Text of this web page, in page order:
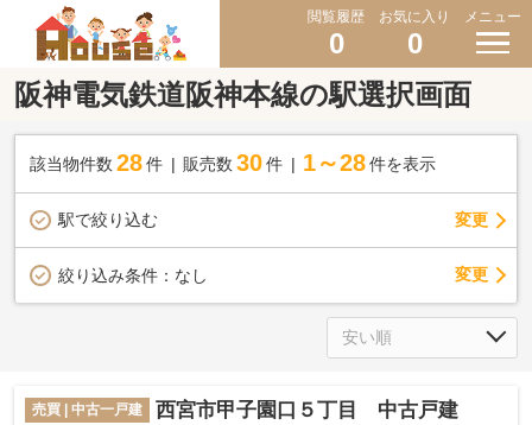
閲覧履歴
0
お気に入り
0
メニュー
阪神電気鉄道阪神本線の駅選択画面
該当物件数 28件 販売数 30 件 1～28 件を表示
駅で絞り込む 変更
絞り込み条件： なし 変更
売買 | 中古一戸建 西宮市甲子園口５丁目 中古戸建